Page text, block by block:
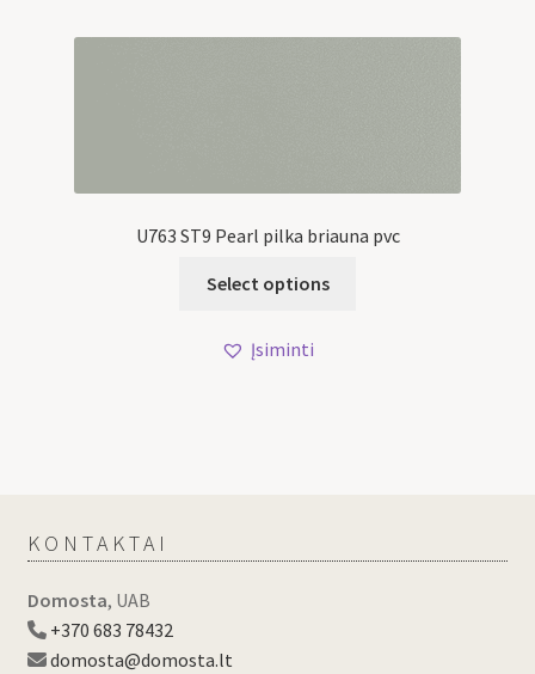
U763 ST9 Pearl pilka briauna pvc
Select options
Įsiminti
KONTAKTAI
Domosta, UAB
+370 683 78432
domosta@domosta.lt